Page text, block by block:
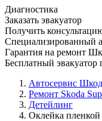
Диагностика
Заказать эвакуатор
Получить
Специализированный
Гарантия на ремонт
Бесплатный эвакуатор
Автосервис
Ремонт Skoda
Детейлинг
Оклейка пленкой